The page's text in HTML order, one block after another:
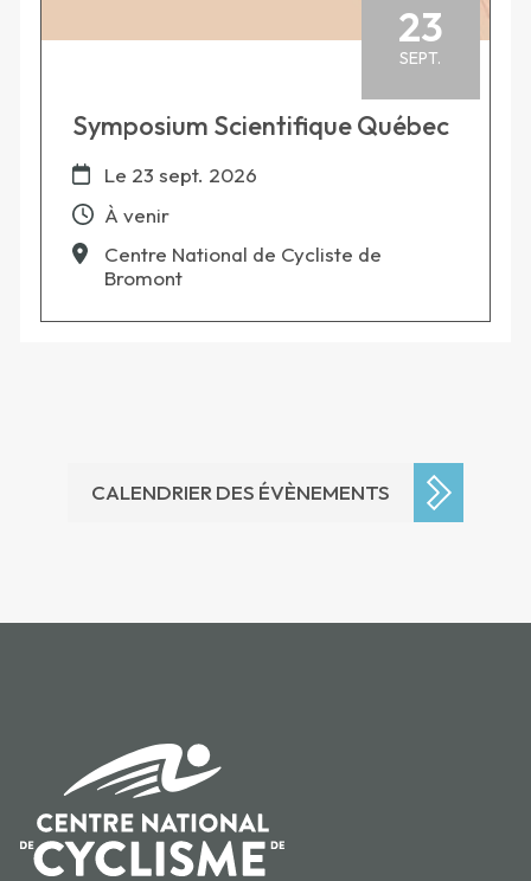
23
SEPT.
Symposium Scientifique Québec
Le 23 sept. 2026
À venir
Centre National de Cycliste de
Bromont
CALENDRIER DES ÉVÈNEMENTS